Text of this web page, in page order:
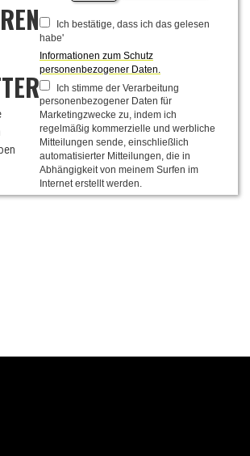
Ich bestätige, dass ich das gelesen
habe'
Informationen zum Schutz
personenbezogener Daten.
Ich stimme der Verarbeitung
personenbezogener Daten für
Marketingzwecke zu, indem ich
regelmäßig kommerzielle und werbliche
Mitteilungen sende, einschließlich
automatisierter Mitteilungen, die in
Abhängigkeit von meinem Surfen im
Internet erstellt werden.